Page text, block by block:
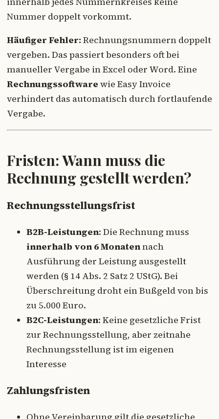
Nummer doppelt vorkommt.
Häufiger Fehler: Rechnungsnummern doppelt
vergeben. Das passiert besonders oft bei
manueller Vergabe in Excel oder Word. Eine
Rechnungssoftware wie Easy Invoice
verhindert das automatisch durch fortlaufende
Vergabe.
Fristen: Wann muss die
Rechnung gestellt werden?
Rechnungsstellungsfrist
B2B-Leistungen: Die Rechnung muss
innerhalb von 6 Monatennach
Ausführung der Leistung ausgestellt
werden (§ 14 Abs. 2 Satz 2 UStG). Bei
Überschreitung droht ein Bußgeld von bis
zu 5.000 Euro.
B2C-Leistungen: Keine gesetzliche Frist
zur Rechnungsstellung, aber zeitnahe
Rechnungsstellung ist im eigenen
Interesse
Zahlungsfristen